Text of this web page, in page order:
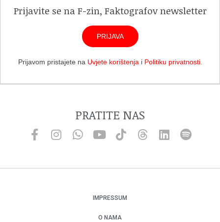
Prijavite se na F-zin, Faktografov newsletter
PRIJAVA
Prijavom pristajete na Uvjete korištenja i Politiku privatnosti.
PRATITE NAS
IMPRESSUM
O NAMA